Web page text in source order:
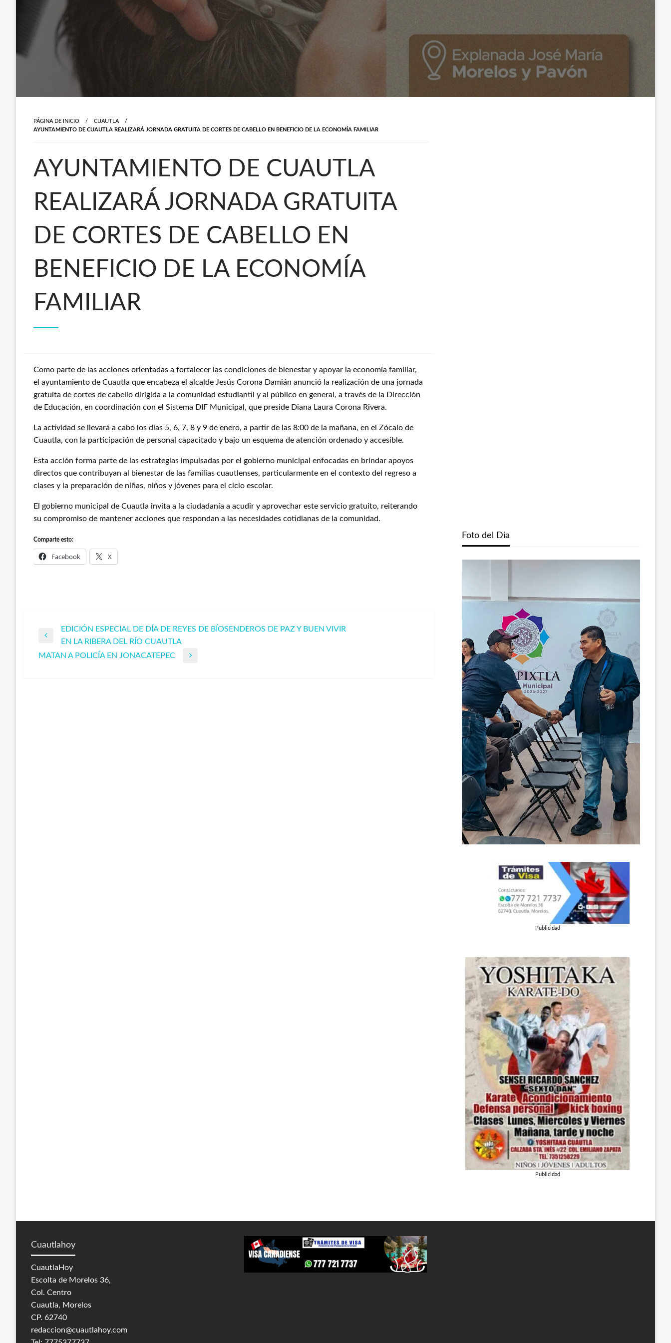
PÁGINA DE INICIO
CUAUTLA
AYUNTAMIENTO DE CUAUTLA REALIZARÁ JORNADA GRATUITA DE CORTES DE CABELLO EN BENEFICIO DE LA ECONOMÍA FAMILIAR
AYUNTAMIENTO DE CUAUTLA
REALIZARÁ JORNADA GRATUITA
DE CORTES DE CABELLO EN
BENEFICIO DE LA ECONOMÍA
FAMILIAR
Como parte de las acciones orientadas a fortalecer las condiciones de bienestar y apoyar la economía familiar,
el ayuntamiento de Cuautla que encabeza el alcalde Jesús Corona Damián anunció la realización de una jornada
gratuita de cortes de cabello dirigida a la comunidad estudiantil y al público en general, a través de la Dirección
de Educación, en coordinación con el Sistema DIF Municipal, que preside Diana Laura Corona Rivera.
La actividad se llevará a cabo los días 5, 6, 7, 8 y 9 de enero, a partir de las 8:00 de la mañana, en el Zócalo de
Cuautla, con la participación de personal capacitado y bajo un esquema de atención ordenado y accesible.
Esta acción forma parte de las estrategias impulsadas por el gobierno municipal enfocadas en brindar apoyos
directos que contribuyan al bienestar de las familias cuautlenses, particularmente en el contexto del regreso a
clases y la preparación de niñas, niños y jóvenes para el ciclo escolar.
El gobierno municipal de Cuautla invita a la ciudadanía a acudir y aprovechar este servicio gratuito, reiterando
su compromiso de mantener acciones que respondan a las necesidades cotidianas de la comunidad.
Comparte esto:
Facebook X
Navegación
de
Entrada
anterior
EDICIÓN ESPECIAL DE DÍA DE REYES DE BÍOSENDEROS DE PAZ Y BUEN VIVIR
EN LA RIBERA DEL RÍO CUAUTLA
Entrada
MATAN A POLICÍA EN JONACATEPEC
Foto del Dia
Publicidad
Publicidad
Cuautlahoy
CuautlaHoy
Escolta de Morelos 36,
Col. Centro
Cuautla, Morelos
CP. 62740
redaccion@cuautlahoy.com